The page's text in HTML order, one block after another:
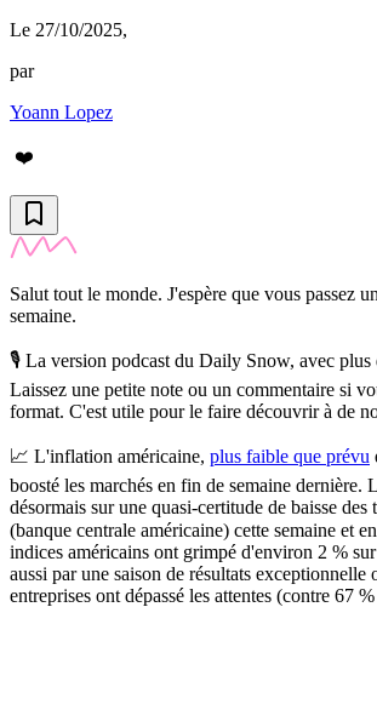
Le 27/10/2025,
par
Yoann Lopez
❤️
Salut tout le monde. J'espère que vous passez
semaine.
🎙️ La version podcast du Daily Snow, avec plus
Laissez une petite note ou un commentaire si
format. C'est utile pour le faire découvrir à de
📈 L'inflation américaine, plus faible que prévu
boosté les marchés en fin de semaine dernière.
désormais sur une quasi-certitude de baisse des
(banque centrale américaine) cette semaine et
indices américains ont grimpé d'environ 2 %
aussi par une saison de résultats exceptionnelle
entreprises ont dépassé les attentes (contre 67